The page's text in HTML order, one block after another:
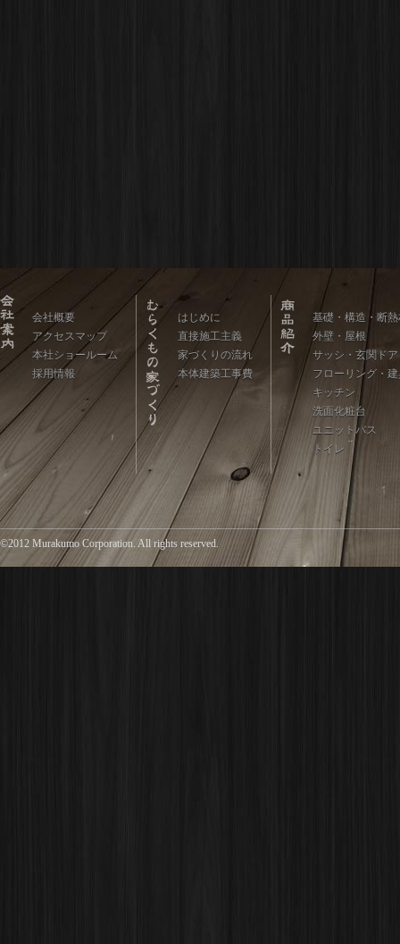
会社概要
アクセスマップ
本社ショールーム
採用情報
はじめに
直接施工主義
家づくりの流れ
本体建築工事費
基礎・構造・断
外壁・屋根
サッシ・玄関ドア
フローリング・
キッチン
洗面化粧台
ユニットバス
トイレ
©2012 Murakumo Corporation. All rights reserved.